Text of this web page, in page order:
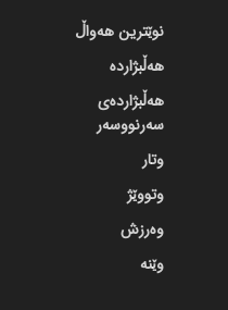
نوێترین هەواڵ
هەڵبژاردە
هەڵبژاردەی
سەرنووسەر
وتار
وتووێژ
وەرزش
وێنە